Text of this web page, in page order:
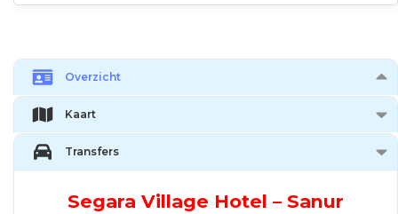
Overzicht
Kaart
Transfers
Segara Village Hotel – Sanur